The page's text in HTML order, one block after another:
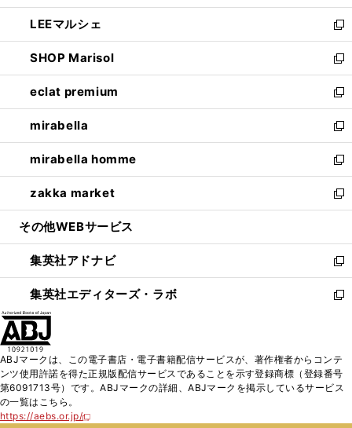
開
く
ウ
で
開
く
ン
ド
ウ
で
開
く
ウ
ィ
ン
ド
ウ
で
開
く
し
い
ウ
ィ
ン
ド
ウ
で
開
く
LEEマルシェ
新
し
い
ウ
ィ
ン
ド
ウ
で
開
く
SHOP Marisol
新
し
い
ウ
ィ
ン
ド
ウ
で
開
eclat premium
新
し
い
ウ
ィ
ン
ド
ウ
開
く
mirabella
新
し
い
ウ
ィ
ン
ウ
で
開
く
mirabella homme
新
し
い
ウ
ン
ド
ウ
で
zakka market
新
し
ウ
ィ
ン
ド
く
その他WEBサービス
集英社アドナビ
新
し
い
ド
ウ
で
集英社エディターズ・ラボ
新
ィ
ン
ABJマークは、この電子書店・電子書籍配信サービスが、著作権者からコンテ
ンツ使用許諾を得た正規版配信サービスであることを示す登録商標（登録番号
第6091713号）です。ABJマークの詳細、ABJマークを掲示しているサービス
の一覧はこちら。
https://aebs.or.jp/
新